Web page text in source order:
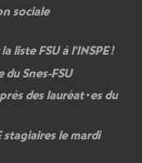
sociale
listeFSUà l’INSPE!
du Snes-FSU
des lauréat•es du
stagiaires le mardi